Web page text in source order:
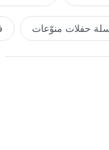
حفلات منوّعات